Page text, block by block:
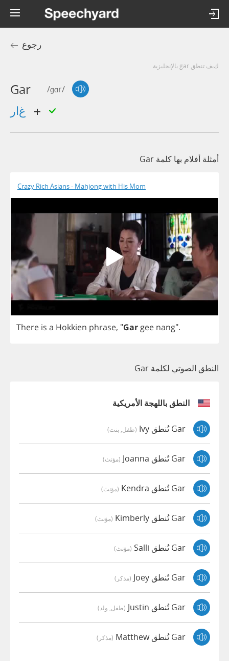
رجوع
كيف تنطق gar بالإنجليزية
Gar /ɡɑr/
أمثلة أفلام بها كلمة Gar
Crazy Rich Asians - Mahjong with His Mom
There is a Hokkien phrase, "Gar gee nang".
النطق الصوتي لكلمة Gar
النطق باللهجة الأمريكية
Gar تُنطق Ivy (طفل, بنت)
Gar تُنطق Joanna (مؤنث)
Gar تُنطق Kendra (مؤنث)
Gar تُنطق Kimberly (مؤنث)
Gar تُنطق Salli (مؤنث)
Gar تُنطق Joey (مذكر)
Gar تُنطق Justin (طفل, ولد)
Gar تُنطق Matthew (مذكر)